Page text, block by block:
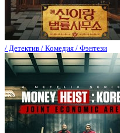
/ Детектив / Комедия / Фэнтези